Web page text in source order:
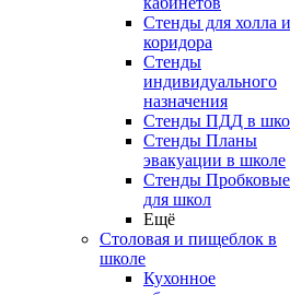
Стенды для холла и
коридора
Стенды
индивидуального
назначения
Стенды ПДД в
Стенды Планы
эвакуации в школе
Стенды Пробковые
для школ
Ещё
Столовая и пищеблок в
школе
Кухонное